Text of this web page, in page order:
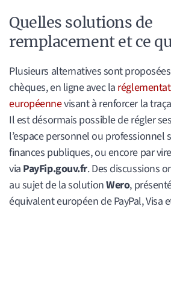
Quelles solutions de
remplacement et ce
Plusieurs alternatives sont
chèques, en ligne avec la
européennevisant à renforcer la
Il est désormais possible de régler
l’espace personnel ou professionnel
finances publiques, ou encore par
via PayFip.gouv.fr. Des discussions
au sujet de la solutionWero,
équivalent européen de PayPal, Visa